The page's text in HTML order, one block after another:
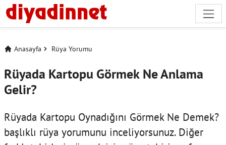
Anasayfa Rüya Yorumu
Rüyada Kartopu Görmek Ne Anlama
Gelir?
Rüyada Kartopu Oynadığını Görmek Ne Demek?
başlıklı rüya yorumunu inceliyorsunuz. Diğer